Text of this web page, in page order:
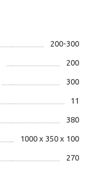
200-300
200
300
11
380
1000 х 350 х 100
270